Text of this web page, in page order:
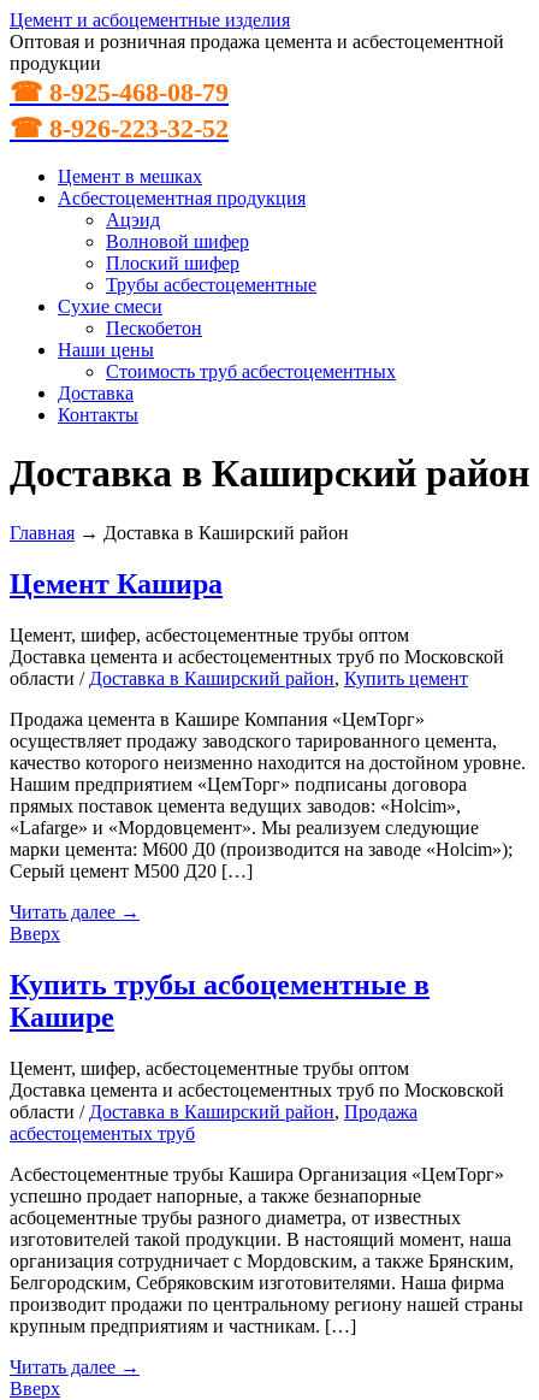
Цемент и асбоцементные изделия
Оптовая и розничная продажа цемента и асбестоцементной
продукции
☎ 8-925-468-08-79
☎ 8-926-223-32-52
Цемент в мешках
Асбестоцементная продукция
Ацэид
Волновой шифер
Плоский шифер
Трубы асбестоцементные
Сухие смеси
Пескобетон
Наши цены
Стоимость труб асбестоцементных
Доставка
Контакты
Доставка в Каширский район
Главная → Доставка в Каширский район
Цемент Кашира
Цемент, шифер, асбестоцементные трубы оптом
Доставка цемента и асбестоцементных труб по Московской
области / Доставка в Каширский район, Купить цемент
Продажа цемента в Кашире Компания «ЦемТорг»
осуществляет продажу заводского тарированного цемента,
качество которого неизменно находится на достойном уровне.
Нашим предприятием «ЦемТорг» подписаны договора
прямых поставок цемента ведущих заводов: «Holcim»,
«Lafarge» и «Мордовцемент». Мы реализуем следующие
марки цемента: М600 Д0 (производится на заводе «Holcim»);
Серый цемент M500 Д20 […]
Читать далее →
Вверх
Купить трубы асбоцементные в
Кашире
Цемент, шифер, асбестоцементные трубы оптом
Доставка цемента и асбестоцементных труб по Московской
области / Доставка в Каширский район, Продажа
асбестоцементых труб
Асбестоцементные трубы Кашира Организация «ЦемТорг»
успешно продает напорные, а также безнапорные
асбоцементные трубы разного диаметра, от известных
изготовителей такой продукции. В настоящий момент, наша
организация сотрудничает с Мордовским, а также Брянским,
Белгородским, Себряковским изготовителями. Наша фирма
производит продажи по центральному региону нашей страны
крупным предприятиям и частникам. […]
Читать далее →
Вверх